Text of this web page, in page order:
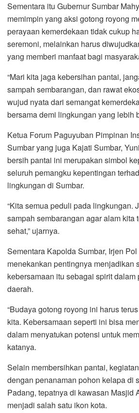
Sementara itu Gubernur Sumbar
memimpin yang aksi gotong royong
perayaan kemerdekaan tidak cukup
seremoni, melainkan harus
yang memberi manfaat bagi
“Mari kita jaga kebersihan pantai,
sampah sembarangan, dan rawat
wujud nyata dari semangat
bersama demi lingkungan yang lebih
Ketua Forum Paguyuban Pimpinan
Sumbar yang juga Kajati Sumbar,
bersih pantai ini merupakan simbol
seluruh pemangku kepentingan
lingkungan di Sumbar.
“Kita semua peduli pada lingkungan.
sampah sembarangan agar alam kita
sehat,” ujarnya.
Sementara Kapolda Sumbar, Irjen
menekankan pentingnya menjadikan
kebersamaan itu sebagai spirit dalam
daerah.
“Budaya gotong royong ini harus
kita. Kebersamaan seperti ini bisa
dalam menyatukan potensi untuk
katanya.
Selain membersihkan pantai,
dengan penanaman pohon kelapa di
Padang, tepatnya di kawasan Masjid
menjadi salah satu ikon kota.